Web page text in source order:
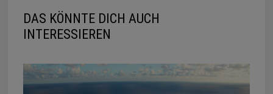
DAS KÖNNTE DICH AUCH
INTERESSIEREN